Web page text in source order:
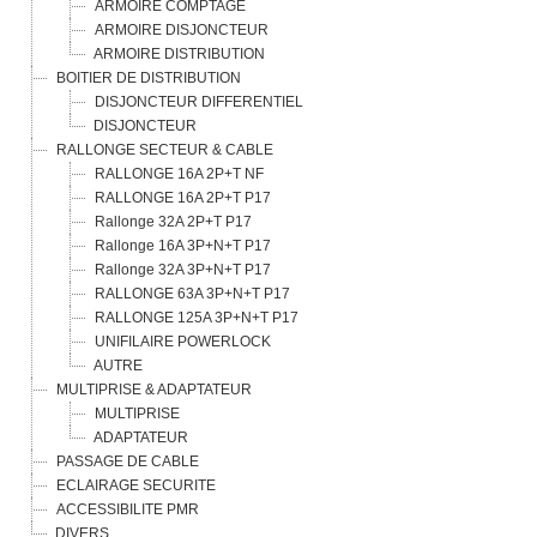
UNIFILAIRE POWERLOCK
AUTRE
MULTIPRISE & ADAPTATEUR
MULTIPRISE
ADAPTATEUR
PASSAGE DE CABLE
ECLAIRAGE SECURITE
ACCESSIBILITE PMR
DIVERS
ARMOIRE COMPTAGE
ARMOIRE DISJONCTEUR
ARMOIRE DISTRIBUTION
BOITIER DE DISTRIBUTION
DISJONCTEUR DIFFERENTIEL
DISJONCTEUR
RALLONGE SECTEUR & CABLE
RALLONGE 16A 2P+T NF
RALLONGE 16A 2P+T P17
Rallonge 32A 2P+T P17
Rallonge 16A 3P+N+T P17
Rallonge 32A 3P+N+T P17
RALLONGE 63A 3P+N+T P17
RALLONGE 125A 3P+N+T P17
UNIFILAIRE POWERLOCK
AUTRE
MULTIPRISE & ADAPTATEUR
MULTIPRISE
ADAPTATEUR
PASSAGE DE CABLE
ECLAIRAGE SECURITE
ACCESSIBILITE PMR
DIVERS